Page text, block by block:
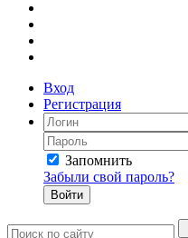
Вход
Регистрация
Запомнить
Забыли свой пароль?